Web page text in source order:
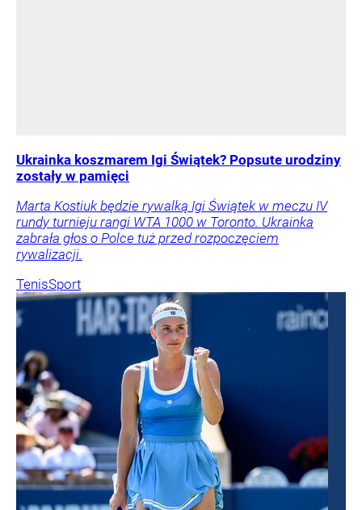
Ukrainka koszmarem Igi Świątek? Popsute urodziny
zostały w pamięci
Marta Kostiuk będzie rywalką Igi Świątek w meczu IV
rundy turnieju rangi WTA 1000 w Toronto. Ukrainka
zabrała głos o Polce tuż przed rozpoczęciem
rywalizacji.
TenisSport